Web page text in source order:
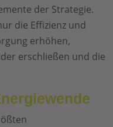
der Strategie.
die Effizienz und
erhöhen,
erschließen und die